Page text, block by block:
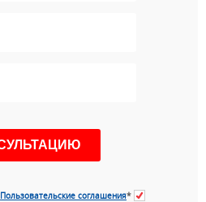
Пользовательские соглашения*